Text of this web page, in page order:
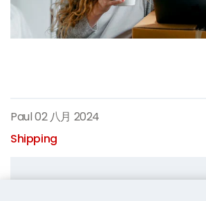
Paul02 八月 2024
Shipping